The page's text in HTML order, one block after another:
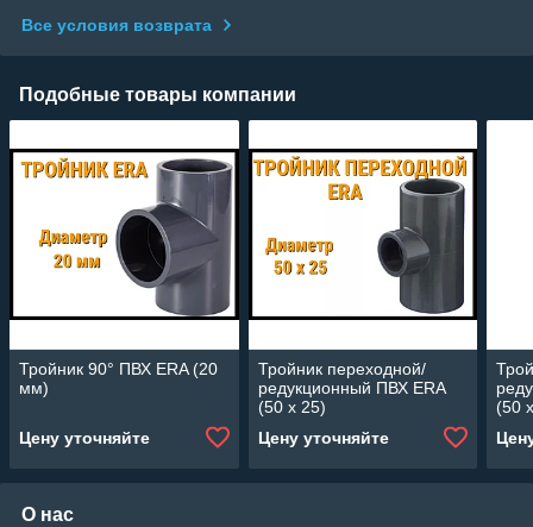
Все условия возврата
Подобные товары компании
Тройник 90° ПВХ ERA (20
мм)
Цену уточняйте
Тройник переходной/
редукционный ПВХ ERA
(50 x 25)
Цену уточняйте
(50
О нас